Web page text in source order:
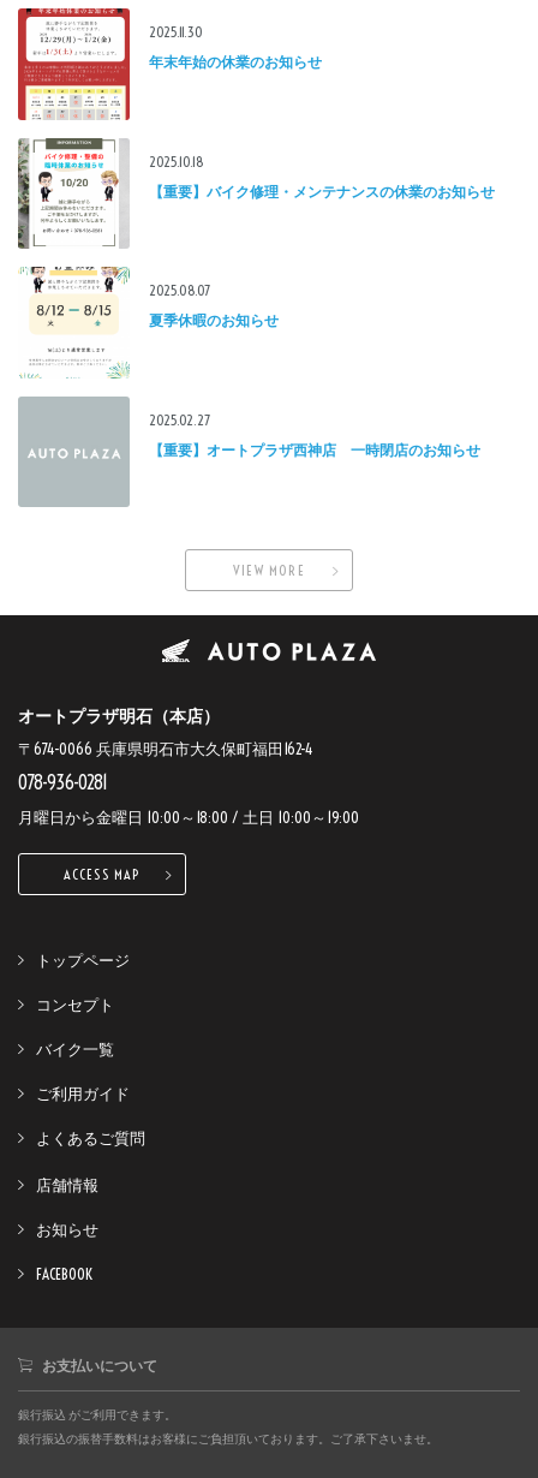
2025.11.30
年末年始の休業のお知らせ
2025.10.18
【重要】バイク修理・メンテナンスの休業のお知らせ
2025.08.07
夏季休暇のお知らせ
2025.02.27
【重要】オートプラザ西神店 一時閉店のお知らせ
VIEW MORE
オートプラザ明石（本店）
〒674-0066 兵庫県明石市大久保町福田162-4
078-936-0281
月曜日から金曜日 10:00～18:00 / 土日 10:00～19:00
ACCESS MAP
トップページ
コンセプト
バイク一覧
ご利用ガイド
よくあるご質問
店舗情報
お知らせ
FACEBOOK
お支払いについて
銀行振込 がご利用できます。
銀行振込の振替手数料はお客様にご負担頂いております。ご了承下さいませ。